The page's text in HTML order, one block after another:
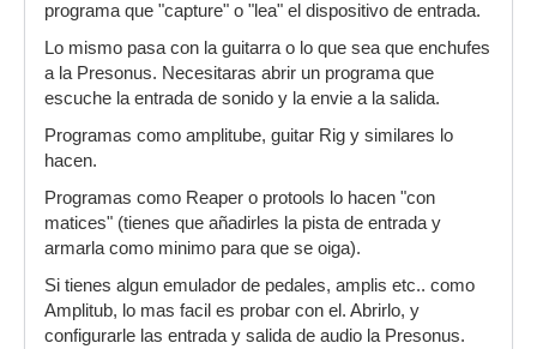
programa que "capture" o "lea" el dispositivo de entrada.
Lo mismo pasa con la guitarra o lo que sea que enchufes
a la Presonus. Necesitaras abrir un programa que
escuche la entrada de sonido y la envie a la salida.
Programas como amplitube, guitar Rig y similares lo
hacen.
Programas como Reaper o protools lo hacen "con
matices" (tienes que añadirles la pista de entrada y
armarla como minimo para que se oiga).
Si tienes algun emulador de pedales, amplis etc.. como
Amplitub, lo mas facil es probar con el. Abrirlo, y
configurarle las entrada y salida de audio la Presonus.